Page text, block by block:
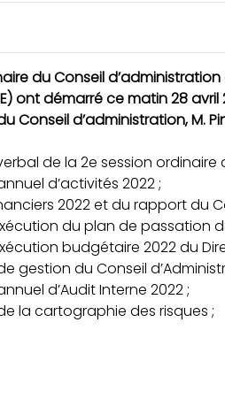
du Conseil
ont démarré ce matin 28
Conseil d’administration, M.
de la 2e session ordinaire
d’activités 2022 ;
2022 et du rapport du
du plan de passation
budgétaire 2022 du
gestion du Conseil
d’Audit Interne 2022 ;
la cartographie des risques ;